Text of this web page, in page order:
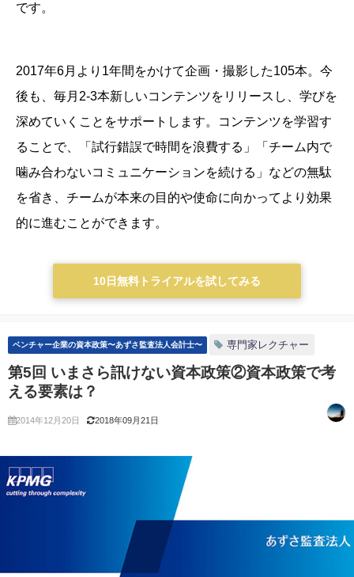
です。
2017年6月より1年間をかけて企画・撮影した105本。今
後も、毎月2-3本新しいコンテンツをリリースし、学びを
深めていくことをサポートします。
コンテンツを学習す
ることで、「試行錯誤で時間を浪費する」「チーム内で
噛み合わないコミュニケーションを続ける」などの無駄
を省き、チームが本来の目的や使命に向かってより効果
的に進むことができます。
10日無料トライアルを試してみる
ベンチャー企業の資本政策〜あずさ監査法人会計士〜 専門家レクチャー
第5回 いまさら訊けない資本政策②資本政策で考
える要素は？
2014年12月20日 2018年09月21日